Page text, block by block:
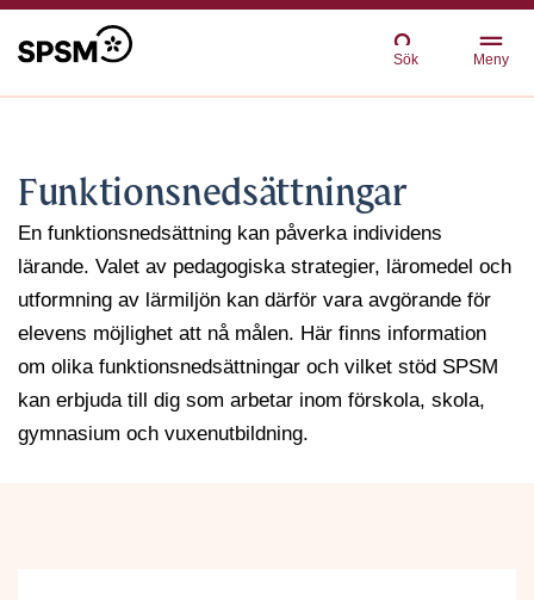
Sök Meny
Funktionsnedsättningar
En funktionsnedsättning kan påverka individens
lärande. Valet av pedagogiska strategier, läromedel och
utformning av lärmiljön kan därför vara avgörande för
elevens möjlighet att nå målen. Här finns information
om olika funktionsnedsättningar och vilket stöd SPSM
kan erbjuda till dig som arbetar inom förskola, skola,
gymnasium och vuxenutbildning.